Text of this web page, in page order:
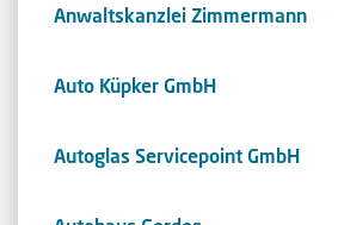
Anwaltskanzlei Zimmermann
Auto Küpker GmbH
Autoglas Servicepoint GmbH